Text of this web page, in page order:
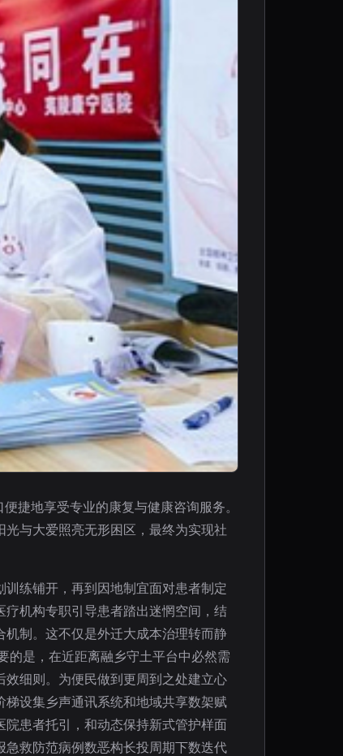
捷地享受专业的康复与健康咨询服务。
与大爱照亮无形困区，最终为实现社
练铺开，再到因地制宜面对患者制定
机构专职引导患者踏出迷惘空间，结
制。这不仅是外迁大成本治理转而静
的是，在近距离融乡守土平台中必然需
细则。为便民做到更周到之处建立心
设集乡声通讯系统和地域共享数架赋
患者托引，和动态保持新式管护样面
救防范病例数恶构长投周期下数迭代